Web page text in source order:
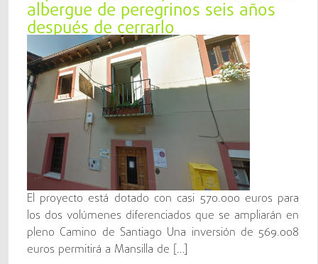
albergue de peregrinos seis años
después de cerrarlo
El proyecto está dotado con casi 570.000 euros para
los dos volúmenes diferenciados que se ampliarán en
pleno Camino de Santiago Una inversión de 569.008
euros permitirá a Mansilla de […]